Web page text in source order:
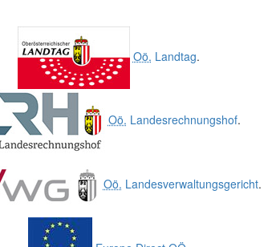
Oö. Landtag.
Oö. Landesrechnungshof.
Oö. Landesverwaltungsgericht.